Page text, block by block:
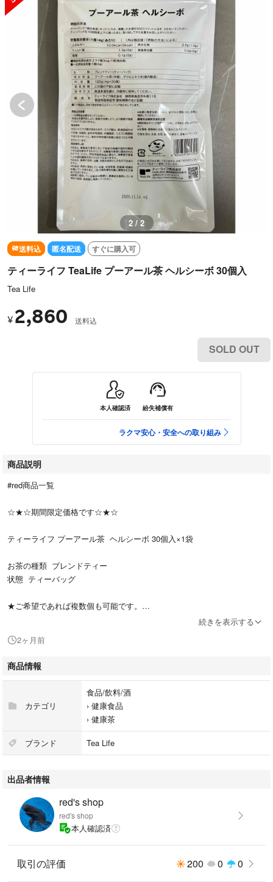
1 / 2
送料込 匿名配送 すぐに購入可
ティーライフ TeaLife プーアール茶 ヘルシーボ 30個入
Tea Life
¥ 2,860 送料込
SOLD OUT
本人確認済 紛失補償有
ラクマ安心・安全への取り組み
商品説明
#red商品一覧
☆★☆期間限定価格です☆★☆
ティーライフ プーアール茶 ヘルシーボ 30個入×1袋
お茶の種類 ブレンドティー
状態 ティーバッグ
★ご希望であれば複数個も可能です。
送料分お安くしますので、コメントからご相談ください。
★新品未開封
★即購入可能です。
★賞味期限:2026年11月14日
★ゆうパケットポストにて発送します。
基本的に24時間以内に発送しています。
そのため突然削除する場合があります。
ご了承ください。
皆様からのご購入を心からお待ちしております。どうぞ宜しくお願い致し
ます。
続きを表示する
2ヶ月前
商品情報
カテゴリ
食品/飲料/酒
› 健康食品
› 健康茶
ブランド Tea Life
出品者情報
red's shop
red's shop
本人確認済
取引の評価 200 0 0